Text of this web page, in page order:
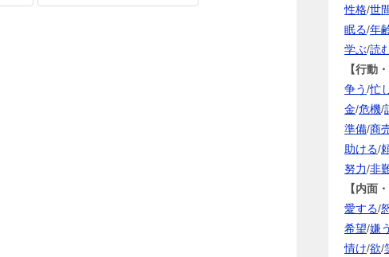
性格/世
眠る/年
学ぶ/読
【行動
争う/忙
金/危機/
準備/商
助ける/
努力/非
【内面
愛する/
希望/嫌う
情け/欲/